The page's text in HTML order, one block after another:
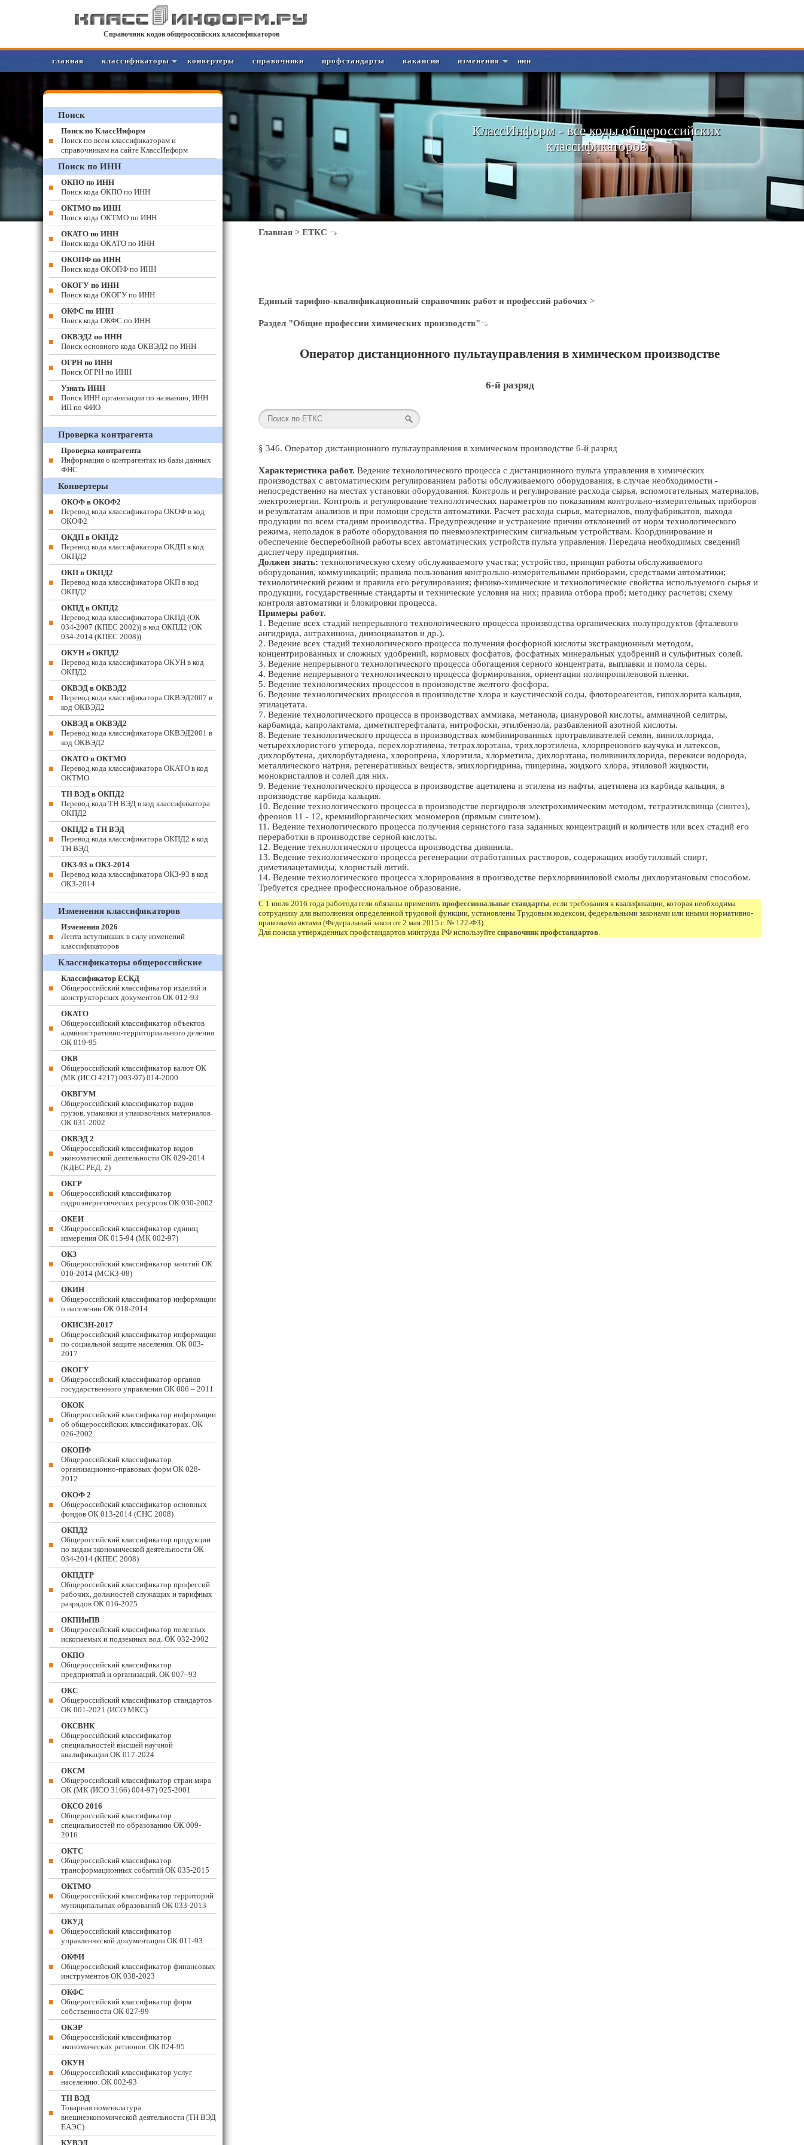
Справочник кодов общероссийских классификаторов
главная классификаторы конвертеры справочники профстандарты вакансии изменения инн
КлассИнформ - все коды общероссийских
классификаторов
Главная > ЕТКС
Единый тарифно-квалификационный справочник работ и профессий рабочих >
Раздел "Общие профессии химических производств"
Оператор дистанционного пультауправления в химическом производстве
6-й разряд
§ 346. Оператор дистанционного пультауправления в химическом производстве 6-й разряд
Характеристика работ. Ведение технологического процесса с дистанционного пульта управления в химических
производствах с автоматическим регулированием работы обслуживаемого оборудования, в случае необходимости -
непосредственно на местах установки оборудования. Контроль и регулирование расхода сырья, вспомогательных материалов,
электроэнергии. Контроль и регулирование технологических параметров по показаниям контрольно-измерительных приборов
и результатам анализов и при помощи средств автоматики. Расчет расхода сырья, материалов, полуфабрикатов, выхода
продукции по всем стадиям производства. Предупреждение и устранение причин отклонений от норм технологического
режима, неполадок в работе оборудования по пневмоэлектрическим сигнальным устройствам. Координирование и
обеспечение бесперебойной работы всех автоматических устройств пульта управления. Передача необходимых сведений
диспетчеру предприятия.
Должен знать: технологическую схему обслуживаемого участка; устройство, принцип работы обслуживаемого
оборудования, коммуникаций; правила пользования контрольно-измерительными приборами, средствами автоматики;
технологический режим и правила его регулирования; физико-химические и технологические свойства используемого сырья и
продукции, государственные стандарты и технические условия на них; правила отбора проб; методику расчетов; схему
контроля автоматики и блокировки процесса.
Примеры работ.
1. Ведение всех стадий непрерывного технологического процесса производства органических полупродуктов (фталевого
ангидрида, антрахинона, диизоцианатов и др.).
2. Ведение всех стадий технологического процесса получения фосфорной кислоты экстракционным методом,
концентрированных и сложных удобрений, кормовых фосфатов, фосфатных минеральных удобрений и сульфитных солей.
3. Ведение непрерывного технологического процесса обогащения серного концентрата, выплавки и помола серы.
4. Ведение непрерывного технологического процесса формирования, ориентации полипропиленовой пленки.
5. Ведение технологических процессов в производстве желтого фосфора.
6. Ведение технологических процессов в производстве хлора и каустической соды, флотореагентов, гипохлорита кальция,
этилацетата.
7. Ведение технологического процесса в производствах аммиака, метанола, циануровой кислоты, аммиачной селитры,
карбамида, капролактама, диметилтерефталата, нитрофоски, этилбензола, разбавленной азотной кислоты.
8. Ведение технологического процесса в производствах комбинированных протравливателей семян, винилхлорида,
четыреххлористого углерода, перехлорэтилена, тетрахлорэтана, трихлорэтилена, хлорпренового каучука и латексов,
дихлорбутена, дихлорбутадиена, хлоропрена, хлорэтила, хлорметила, дихлорэтана, поливинилхлорида, перекиси водорода,
металлического натрия, регенеративных веществ, эпихлоргидрина, глицерина, жидкого хлора, этиловой жидкости,
монокристаллов и солей для них.
9. Ведение технологического процесса в производстве ацетилена и этилена из нафты, ацетилена из карбида кальция, в
производстве карбида кальция.
10. Ведение технологического процесса в производстве пергидроля электрохимическим методом, тетраэтилсвинца (синтез),
фреонов 11 - 12, кремнийорганических мономеров (прямым синтезом).
11. Ведение технологического процесса получения сернистого газа заданных концентраций и количеств или всех стадий его
переработки в производстве серной кислоты.
12. Ведение технологического процесса производства дивинила.
13. Ведение технологического процесса регенерации отработанных растворов, содержащих изобутиловый спирт,
диметилацетамиды, хлористый литий.
14. Ведение технологического процесса хлорирования в производстве перхлорвиниловой смолы дихлорэтановым способом.
Требуется среднее профессиональное образование.
С 1 июля 2016 года работодатели обязаны применять профессиональные стандарты, если требования к квалификации, которая необходима
сотруднику для выполнения определенной трудовой функции, установлены Трудовым кодексом, федеральными законами или иными нормативно-
правовыми актами (Федеральный закон от 2 мая 2015 г. № 122-ФЗ).
Для поиска утвержденных профстандартов минтруда РФ используйте справочник профстандартов.
Поиск
Поиск по КлассИнформ
Поиск по всем классификаторам и
справочникам на сайте КлассИнформ
Поиск по ИНН
ОКПО по ИНН
Поиск кода ОКПО по ИНН
ОКТМО по ИНН
Поиск кода ОКТМО по ИНН
ОКАТО по ИНН
Поиск кода ОКАТО по ИНН
ОКОПФ по ИНН
Поиск кода ОКОПФ по ИНН
ОКОГУ по ИНН
Поиск кода ОКОГУ по ИНН
ОКФС по ИНН
Поиск кода ОКФС по ИНН
ОКВЭД2 по ИНН
Поиск основного кода ОКВЭД2 по ИНН
ОГРН по ИНН
Поиск ОГРН по ИНН
Узнать ИНН
Поиск ИНН организации по названию, ИНН
ИП по ФИО
Проверка контрагента
Проверка контрагента
Информация о контрагентах из базы данных
ФНС
Конвертеры
ОКОФ в ОКОФ2
Перевод кода классификатора ОКОФ в код
ОКОФ2
ОКДП в ОКПД2
Перевод кода классификатора ОКДП в код
ОКПД2
ОКП в ОКПД2
Перевод кода классификатора ОКП в код
ОКПД2
ОКПД в ОКПД2
Перевод кода классификатора ОКПД (ОК
034-2007 (КПЕС 2002)) в код ОКПД2 (ОК
034-2014 (КПЕС 2008))
ОКУН в ОКПД2
Перевод кода классификатора ОКУН в код
ОКПД2
ОКВЭД в ОКВЭД2
Перевод кода классификатора ОКВЭД2007 в
код ОКВЭД2
ОКВЭД в ОКВЭД2
Перевод кода классификатора ОКВЭД2001 в
код ОКВЭД2
ОКАТО в ОКТМО
Перевод кода классификатора ОКАТО в код
ОКТМО
ТН ВЭД в ОКПД2
Перевод кода ТН ВЭД в код классификатора
ОКПД2
ОКПД2 в ТН ВЭД
Перевод кода классификатора ОКПД2 в код
ТН ВЭД
ОКЗ-93 в ОКЗ-2014
Перевод кода классификатора ОКЗ-93 в код
ОКЗ-2014
Изменения классификаторов
Изменения 2026
Лента вступивших в силу изменений
классификаторов
Классификаторы общероссийские
Классификатор ЕСКД
Общероссийский классификатор изделий и
конструкторских документов ОК 012-93
ОКАТО
Общероссийский классификатор объектов
административно-территориального деления
ОК 019-95
ОКВ
Общероссийский классификатор валют ОК
(МК (ИСО 4217) 003-97) 014-2000
ОКВГУМ
Общероссийский классификатор видов
грузов, упаковки и упаковочных материалов
ОК 031-2002
ОКВЭД 2
Общероссийский классификатор видов
экономической деятельности ОК 029-2014
(КДЕС РЕД. 2)
ОКГР
Общероссийский классификатор
гидроэнергетических ресурсов ОК 030-2002
ОКЕИ
Общероссийский классификатор единиц
измерения ОК 015-94 (МК 002-97)
ОКЗ
Общероссийский классификатор занятий ОК
010-2014 (МСКЗ-08)
ОКИН
Общероссийский классификатор информации
о населении ОК 018-2014
ОКИСЗН-2017
Общероссийский классификатор информации
по социальной защите населения. ОК 003-
2017
ОКОГУ
Общероссийский классификатор органов
государственного управления ОК 006 – 2011
ОКОК
Общероссийский классификатор информации
об общероссийских классификаторах. ОК
026-2002
ОКОПФ
Общероссийский классификатор
организационно-правовых форм ОК 028-
2012
ОКОФ 2
Общероссийский классификатор основных
фондов ОК 013-2014 (СНС 2008)
ОКПД2
Общероссийский классификатор продукции
по видам экономической деятельности ОК
034-2014 (КПЕС 2008)
ОКПДТР
Общероссийский классификатор профессий
рабочих, должностей служащих и тарифных
разрядов ОК 016-2025
ОКПИиПВ
Общероссийский классификатор полезных
ископаемых и подземных вод. ОК 032-2002
ОКПО
Общероссийский классификатор
предприятий и организаций. ОК 007–93
ОКС
Общероссийский классификатор стандартов
ОК 001-2021 (ИСО МКС)
ОКСВНК
Общероссийский классификатор
специальностей высшей научной
квалификации ОК 017-2024
ОКСМ
Общероссийский классификатор стран мира
ОК (МК (ИСО 3166) 004-97) 025-2001
ОКСО 2016
Общероссийский классификатор
специальностей по образованию ОК 009-
2016
ОКТС
Общероссийский классификатор
трансформационных событий ОК 035-2015
ОКТМО
Общероссийский классификатор территорий
муниципальных образований ОК 033-2013
ОКУД
Общероссийский классификатор
управленческой документации ОК 011-93
ОКФИ
Общероссийский классификатор финансовых
инструментов OK 038-2023
ОКФС
Общероссийский классификатор форм
собственности ОК 027-99
ОКЭР
Общероссийский классификатор
экономических регионов. ОК 024-95
ОКУН
Общероссийский классификатор услуг
населению. ОК 002-93
ТН ВЭД
Товарная номенклатура
внешнеэкономической деятельности (ТН ВЭД
ЕАЭС)
КУВЭД